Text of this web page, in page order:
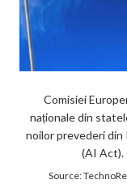
Comisiei
naționale din
noilor prevederi din
(AI Act).
Source: